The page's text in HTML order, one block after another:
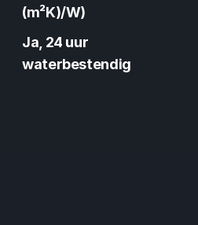
(m²K)/W)
Ja, 24 uur
waterbestendig